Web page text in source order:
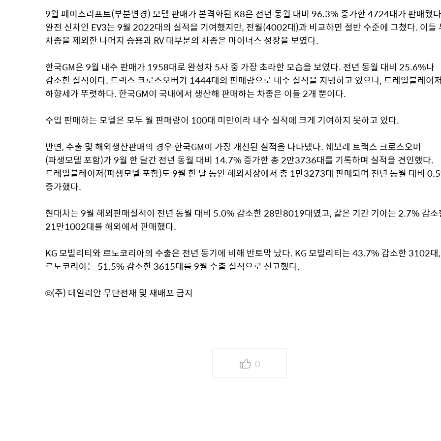
9월 페이스리프트(부분변경) 모델 판매가 본격화된 K8은 전년 동월 대비 96.3% 증가한 4724대가 판매됐
완전 신차인 EV3는 9월 2022대의 실적을 기여했지만, 전월(4002대)과 비교하면 절반 수준에 그쳤다. 이들
차종을 제외한 나머지 승용과 RV 대부분의 차종은 마이너스 성장을 보였다.
한국GM은 9월 내수 판매가 1958대로 완성차 5사 중 가장 초라한 모습을 보였다. 전년 동월 대비 25.6%나
감소한 실적이다. 트랙스 크로스오버가 1444대의 판매량으로 내수 실적을 지탱하고 있으나, 트레일블레이
하향세가 뚜렷하다. 한국GM이 국내에서 생산해 판매하는 차종은 이들 2개 뿐이다.
수입 판매하는 모델은 모두 월 판매량이 100대 미만이라 내수 실적에 크게 기여하지 못하고 있다.
반면, 수출 및 해외생산판매의 경우 한국GM이 가장 개선된 실적을 나타냈다. 쉐보레 트랙스 크로스오버
(파생모델 포함)가 9월 한 달간 전년 동월 대비 14.7% 증가한 총 2만3736대를 기록하며 실적을 견인했다.
트레일블레이저(파생모델 포함)도 9월 한 달 동안 해외시장에서 총 1만3273대 판매되며 전년 동월 대비
증가했다.
현대차는 9월 해외판매실적이 전년 동월 대비 5.0% 감소한 28만8019대였고, 같은 기간 기아는 2.7% 감소
21만1002대를 해외에서 판매했다.
KG 모빌리티와 르노코리아의 수출은 전년 동기에 비해 반토막 났다. KG 모빌리티는 43.7% 감소한 3102대,
르노코리아는 51.5% 감소한 3615대를 9월 수출 실적으로 신고했다.
©(주) 데일리안 무단전재 및 재배포 금지
0